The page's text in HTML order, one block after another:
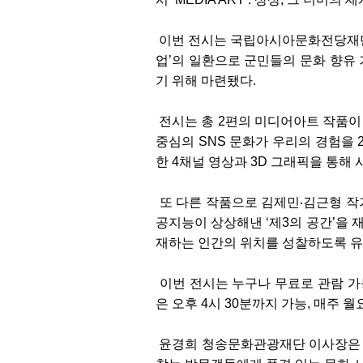
이번 전시는 국립아시아문화전당
업’의 일환으로 군민들의 문화 향
기 위해 마련됐다.
전시는 총 2편의 미디어아트 작품
중심의 SNS 문화가 우리의 경험을
한 4채널 영상과 3D 그래픽을 통해
또 다른 작품으로 김제민‧김근형
공지능이 상상해낸 ‘제3의 공간’을
재하는 인간의 위치를 성찰하도록
이번 전시는 누구나 무료로 관람
은 오후 4시 30분까지 가능, 매주 월
윤경희 청송문화관광재단 이사장